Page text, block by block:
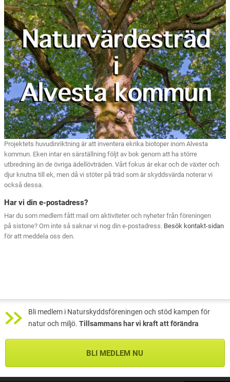
Projektets huvudinriktning är att inventera ekrika biotoper inom Alvesta
kommun. Eken intar en särställning följt av bok genom att ha större
utbredning än de övriga ädellövträden. Vårt fokus är ekar och de växter och
djur knutna till ek, men då vi stöter på träd som är skyddsvärda noterar vi
också dessa.
Har vi din e-postadress?
Har du som medlem fått mail om aktiviteter och nyheter från föreningen
på sistone? Om inte så saknar vi nog din e-postadress. Besök kontakt-sidan
för att meddela oss den.
Bli medlem i Naturskyddsföreningen och stöd kampen för
natur och miljö. Tillsammans har vi kraft att förändra
BLI MEDLEM NU